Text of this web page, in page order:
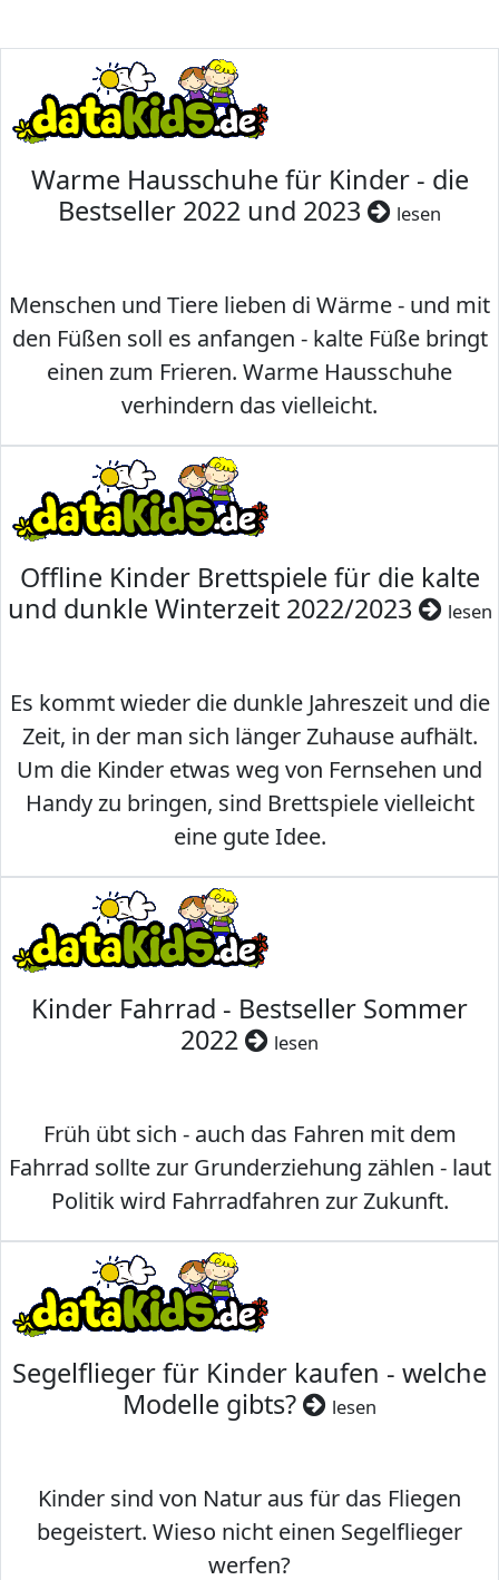
Warme Hausschuhe für Kinder - die
Bestseller 2022 und 2023
lesen
Menschen und Tiere lieben di Wärme - und mit
den Füßen soll es anfangen - kalte Füße bringt
einen zum Frieren. Warme Hausschuhe
verhindern das vielleicht.
Offline Kinder Brettspiele für die kalte
und dunkle Winterzeit 2022/2023
lesen
Es kommt wieder die dunkle Jahreszeit und die
Zeit, in der man sich länger Zuhause aufhält.
Um die Kinder etwas weg von Fernsehen und
Handy zu bringen, sind Brettspiele vielleicht
eine gute Idee.
Kinder Fahrrad - Bestseller Sommer
2022
lesen
Früh übt sich - auch das Fahren mit dem
Fahrrad sollte zur Grunderziehung zählen - laut
Politik wird Fahrradfahren zur Zukunft.
Segelflieger für Kinder kaufen - welche
Modelle gibts?
lesen
Kinder sind von Natur aus für das Fliegen
begeistert. Wieso nicht einen Segelflieger
werfen?